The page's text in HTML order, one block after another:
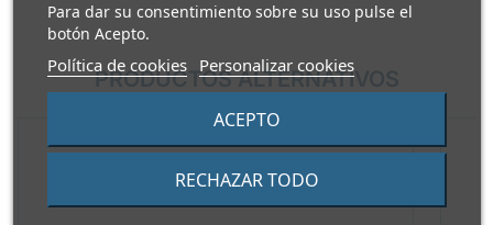
Para dar su consentimiento sobre su uso pulse el
botón Acepto.
Política de cookies Personalizar cookies
RECHAZAR TODO
ACEPTO
PRODUCTOS ALTERNATIVOS